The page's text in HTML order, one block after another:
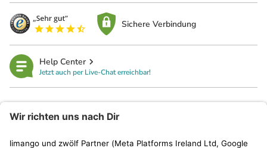
Sichere Verbindung
Help Center
Jetzt auch per Live-Chat erreichbar!